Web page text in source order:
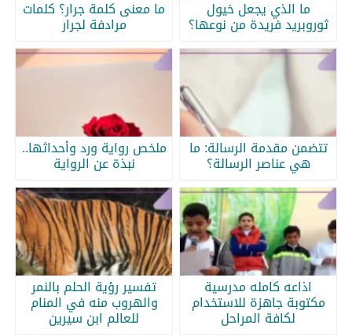
ما الذي يجعل خيول
ثوروبريد فريدة من نوعها؟
ما معنى كلمة جرار؟ كلمات
مرادفة لجرار
تتضمن مقدمة الرسالة: ما
هي عناصر الرسالة؟
ملخص رواية ورد وأحداثها..
نبذة عن الرواية
اذاعه كامله مدرسية
مكتوبة جاهزة للاستخدام
لكافة المراحل
تفسير رؤية الحلم بالنمر
والهروب منه في المنام
للعالم ابن سيرين